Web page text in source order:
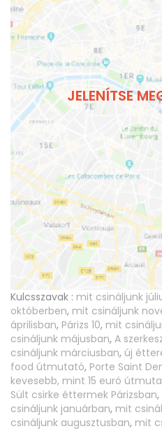
JELENÍTSE
Kulcsszavak : mit csináljunk
októberben, mit csináljunk
áprilisban, Párizs 10, mit
csináljunk májusban, A
csináljunk márciusban, új
food útmutató, Porte Saint
kevesebb, mint 15 euró
Sült csirke éttermek Párizsban,
csináljunk januárban, mit
csináljunk augusztusban, mit